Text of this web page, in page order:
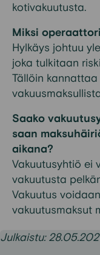
kotivakuutusta.
Miksi
Hylkäys johtuu
joka tulkitaan
Tällöin
Saako
saan
aikana?
Vakuutusyhtiö ei
vakuutusta
Vakuutus
vakuutusmaksut
Julkaistu: